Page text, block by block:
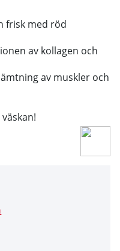
frisk med röd
av kollagen och
av muskler och